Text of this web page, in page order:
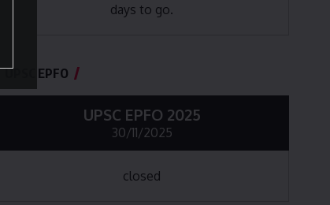
days to go.
UPSC EPFO
UPSC EPFO 2025
30/11/2025
closed